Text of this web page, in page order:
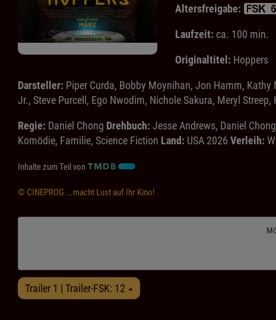
Altersfreigabe:
Laufzeit: ca. 100 min.
Originaltitel: Hoppers
Darsteller: Piper Curda, Bobby Moynihan, Jon Hamm,
Jr., Steve Purcell, Ego Nwodim, Nichole Sakura, Meryl
Regie: Daniel Chong Drehbuch: Jesse Andrews, Daniel Chong
Komödie, Familie, Science Fiction Land: USA 2026 Verleih:
Inhalte zum Teil von
© CINEPROG ...macht Lust auf Ihr Kino!
Trailer 1 | Trailer-FSK: 12